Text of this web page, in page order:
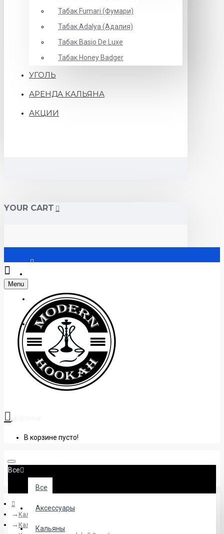
Табак Fumari (Фумари)
Табак Adalya (Адалия)
Табак Basio De Luxe
Табак Honey Badger
УГОЛЬ
АРЕНДА КАЛЬЯНА
АКЦИИ
YOUR CART
Регистрация
+38 (095) 945 04 33
Menu
В корзине пусто!
Все
Все
Аксессуары
Кальяны
Кальяны
Кальяны Sunrise